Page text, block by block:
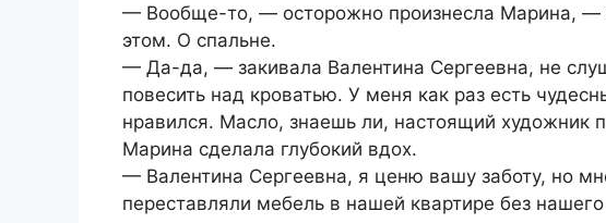
— Вообще-то, — осторожно произнесла Марина, —
этом. О спальне.
— Да-да, — закивала Валентина Сергеевна, не
повесить над кроватью. У меня как раз есть
нравился. Масло, знаешь ли, настоящий художник
Марина сделала глубокий вдох.
— Валентина Сергеевна, я ценю вашу заботу, но
переставляли мебель в нашей квартире без